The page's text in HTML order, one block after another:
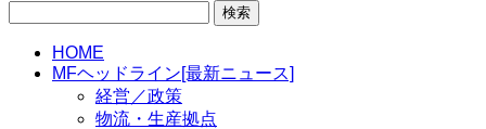
HOME
MFヘッドライン[最新ニュース]
経営／政策
物流・生産拠点